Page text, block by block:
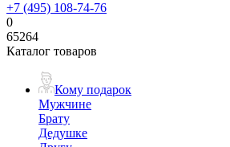
+7 (495) 108-74-76
0
65264
Каталог товаров
Кому подарок
Мужчине
Брату
Дедушке